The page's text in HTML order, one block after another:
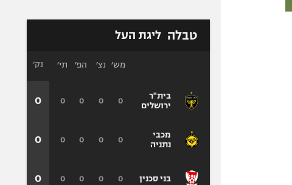
טבלה ליגת העל
בית"ר
ירושלים
מכבי
נתניה
בני סכנין
מש׳ נצ׳ הפ׳ תי׳
0
0
0
0
0
0
0
0
0
0
0
0
נק׳
0
0
0